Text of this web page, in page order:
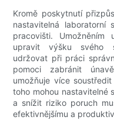
Kromě poskytnutí
nastavitelná
pracovišti. Umožněním
upravit výšku svého
udržovat při práci
pomoci zabránit
umožňuje více
toho mohou nastavitelné
a snížit riziko poruch
efektivnějšímu a